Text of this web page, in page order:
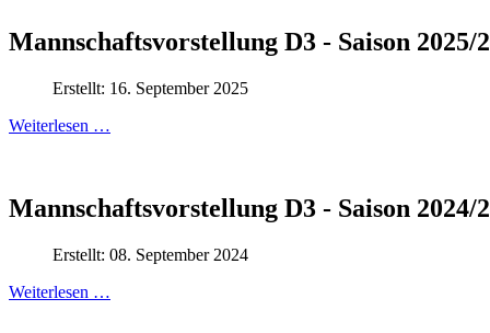
Mannschaftsvorstellung D3 - Saison 2025/
Erstellt: 16. September 2025
Weiterlesen …
Mannschaftsvorstellung D3 - Saison 2024/
Erstellt: 08. September 2024
Weiterlesen …